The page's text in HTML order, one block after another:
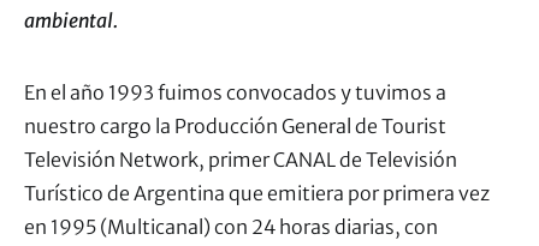
ambiental.
En el año 1993 fuimos convocados y tuvimos a
nuestro cargo la Producción General de Tourist
Televisión Network, primer CANAL de Televisión
Turístico de Argentina que emitiera por primera vez
en 1995 (Multicanal) con 24 horas diarias, con